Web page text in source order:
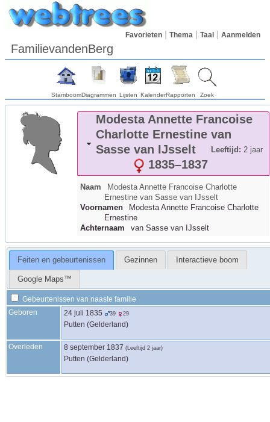
Favorieten Thema Taal Aanmelden
FamilievandenBerg
StamboomDiagrammen Lijsten KalenderRapporten Zoek
Modesta Annette Francoise
Charlotte Ernestine van
Sasse van IJsselt
Leeftijd: 2 jaar
1835–1837
Naam
Modesta Annette Francoise Charlotte
Ernestine van Sasse van IJsselt
Voornamen
Modesta Annette Francoise Charlotte
Ernestine
Achternaam
van Sasse van IJsselt
Feiten en gebeurtenissen Gezinnen Interactieve boom
Google Maps™
Gebeurtenissen van naaste familie
Geboren
24 juli 1835 39 29
Putten (Gelderland)
Overleden 8 september 1837 (Leeftijd 2 jaar)
Putten (Gelderland)